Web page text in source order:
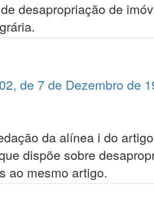
desapropriação de
de 7 de Dezembro de
da alínea i do
dispõe sobre
ao mesmo artigo.